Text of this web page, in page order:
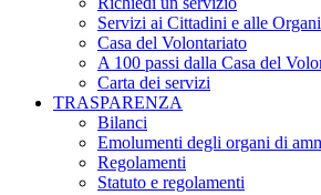
Servizi ai Cittadini e alle
Casa del Volontariato
A 100 passi dalla Casa del
Carta dei servizi
TRASPARENZA
Bilanci
Emolumenti degli organi di
Regolamenti
Statuto e regolamenti